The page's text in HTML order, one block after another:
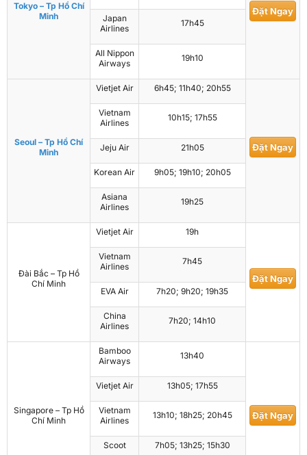
Tokyo – Tp Hồ Chí
Minh
Đặt Ngay
Japan
Airlines
17h45
All Nippon
Airways
19h10
Seoul – Tp Hồ Chí
Minh
Vietjet Air 6h45; 11h40; 20h55
Đặt Ngay
Vietnam
Airlines
10h15; 17h55
Jeju Air 21h05
Korean Air 9h05; 19h10; 20h05
Asiana
Airlines
19h25
Đài Bắc – Tp Hồ
Chí Minh
Vietjet Air 19h
Đặt Ngay
Vietnam
Airlines
7h45
EVA Air 7h20; 9h20; 19h35
China
Airlines
7h20; 14h10
Singapore – Tp Hồ
Chí Minh
Bamboo
Airways
13h40
Đặt Ngay
Vietjet Air 13h05; 17h55
Vietnam
Airlines
13h10; 18h25; 20h45
Scoot 7h05; 13h25; 15h30